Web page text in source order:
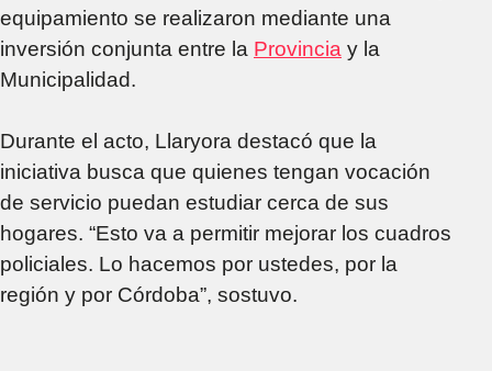
equipamiento se realizaron mediante una
inversión conjunta entre la Provincia y la
Municipalidad.
Durante el acto, Llaryora destacó que la
iniciativa busca que quienes tengan vocación
de servicio puedan estudiar cerca de sus
hogares. “Esto va a permitir mejorar los cuadros
policiales. Lo hacemos por ustedes, por la
región y por Córdoba”, sostuvo.